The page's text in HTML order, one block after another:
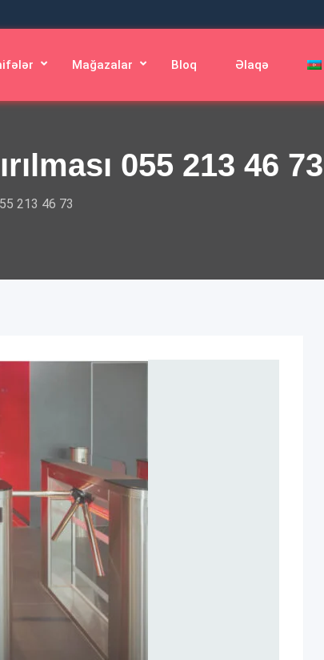
Mağazalar Bloq Əlaqə
055 213 46 73
213 46 73